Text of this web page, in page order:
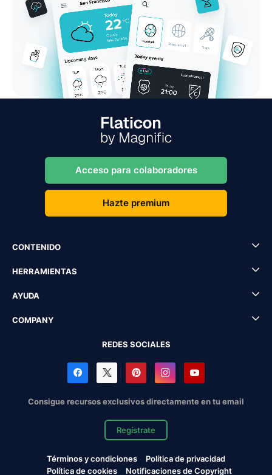
Acceso para colaboradores
Hazte premium
CONTENIDO
HERRAMIENTAS
AYUDA
COMPANY
REDES SOCIALES
Consigue recursos exclusivos directamente en tu email
Regístrate
Términos y condiciones
Política de privacidad
Política de cookies
Notificaciones de Copyright